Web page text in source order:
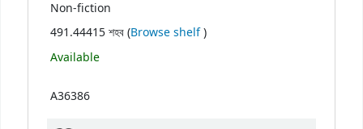
Non-fiction
491.44415 শহব (Browse shelf(Opens below)
)
Available
A36386